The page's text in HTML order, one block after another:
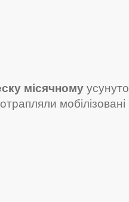
місячномуусунуто
мобілізовані